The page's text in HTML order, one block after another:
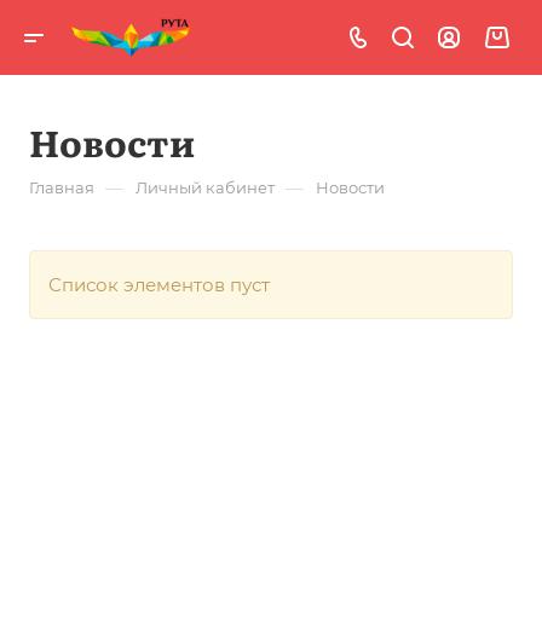
Новости
Главная — Личный кабинет — Новости
Список элементов пуст